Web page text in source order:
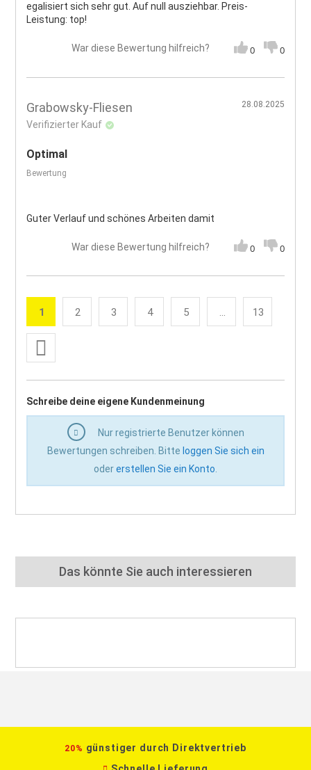
egalisiert sich sehr gut. Auf null ausziehbar. Preis-
Leistung: top!
War diese Bewertung hilfreich? 0 0
Grabowsky-Fliesen
Verifizierter Kauf
28.08.2025
Optimal
Bewertung
Guter Verlauf und schönes Arbeiten damit
War diese Bewertung hilfreich? 0 0
Seite
Sie lesen gerade die Seite
1 Seite
2 Seite
3 Seite
4 Seite
5 ... Seite
13
Schreibe deine eigene Kundenmeinung
Nur registrierte Benutzer können
Bewertungen schreiben. Bitte loggen Sie sich ein
odererstellen Sie ein Konto
Das könnte Sie auch interessieren
20% günstiger durch Direktvertrieb